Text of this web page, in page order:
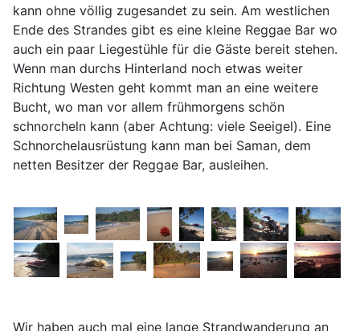
kann ohne völlig zugesandet zu sein. Am westlichen
Ende des Strandes gibt es eine kleine Reggae Bar wo
auch ein paar Liegestühle für die Gäste bereit stehen.
Wenn man durchs Hinterland noch etwas weiter
Richtung Westen geht kommt man an eine weitere
Bucht, wo man vor allem frühmorgens schön
schnorcheln kann (aber Achtung: viele Seeigel). Eine
Schnorchelausrüstung kann man bei Saman, dem
netten Besitzer der Reggae Bar, ausleihen.
Wir haben auch mal eine lange Strandwanderung an